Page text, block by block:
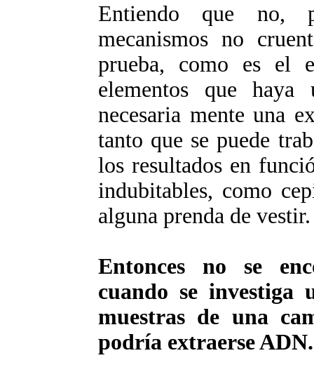
Entiendo que no,
mecanismos no
prueba, como es el
elementos que
necesaria mente una
tanto que se puede
los resultados en
indubitables, como
alguna prenda de vestir.
Entonces no se
cuando se investiga
muestras de una
podría extraerse ADN.